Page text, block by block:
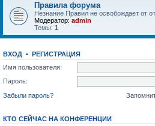
Правила форума
Незнание Правил не освобождает от
Модератор: admin
Темы: 1
ВХОД • РЕГИСТРАЦИЯ
Имя пользователя:
Пароль:
Забыли пароль?
КТО СЕЙЧАС НА КОНФЕРЕНЦИИ